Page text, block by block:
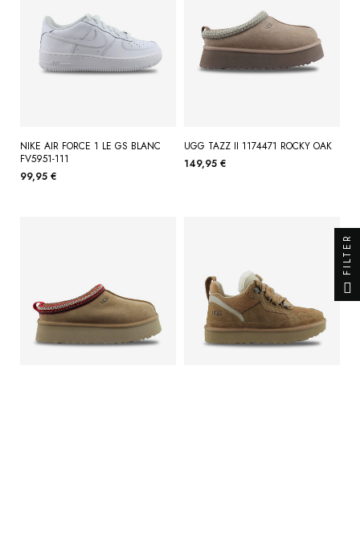
NIKE AIR FORCE 1 LE GS BLANC
FV5951-111
99,95 €
UGG TAZZ II 1174471 ROCKY OAK
149,95 €
FILTER